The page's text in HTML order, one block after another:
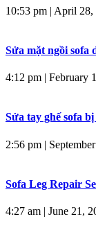
10:53 pm | April 28,
Sửa mặt ngồi sofa
4:12 pm | February
Sửa tay ghế sofa
2:56 pm |
Sofa Leg Repair
4:27 am | June 21,